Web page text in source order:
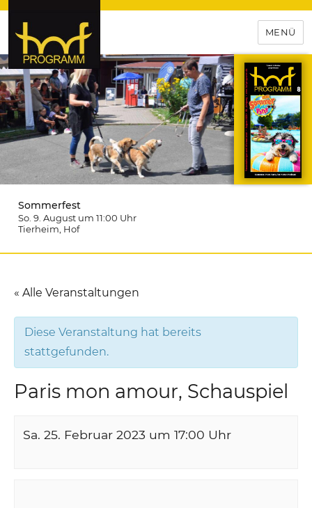
hof-programm – das
Veranstaltungsportal für
Hochfranken
MENÜ
Sommerfest
So. 9. August um 11:00 Uhr
Tierheim , Hof
« Alle Veranstaltungen
Diese Veranstaltung hat bereits
stattgefunden.
Paris mon amour, Schauspiel
Sa. 25. Februar 2023 um 17:00 Uhr